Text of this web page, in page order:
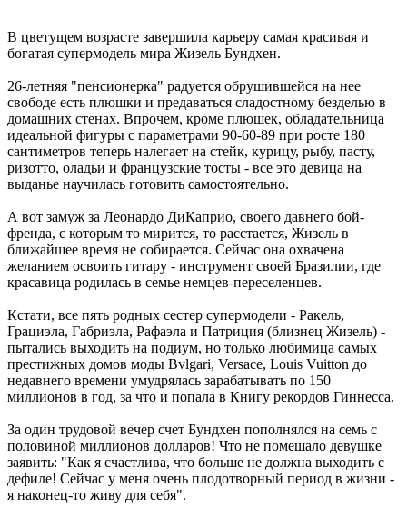
В цветущем возрасте завершила карьеру самая красивая и
богатая супермодель мира Жизель Бундхен.
26-летняя "пенсионерка" радуется обрушившейся на нее
свободе есть плюшки и предаваться сладостному безделью в
домашних стенах. Впрочем, кроме плюшек, обладательница
идеальной фигуры с параметрами 90-60-89 при росте 180
сантиметров теперь налегает на стейк, курицу, рыбу, пасту,
ризотто, оладьи и французские тосты - все это девица на
выданье научилась готовить самостоятельно.
А вот замуж за Леонардо ДиКаприо, своего давнего бой-
френда, с которым то мирится, то расстается, Жизель в
ближайшее время не собирается. Сейчас она охвачена
желанием освоить гитару - инструмент своей Бразилии, где
красавица родилась в семье немцев-переселенцев.
Кстати, все пять родных сестер супермодели - Ракель,
Грациэла, Габриэла, Рафаэла и Патриция (близнец Жизель) -
пытались выходить на подиум, но только любимица самых
престижных домов моды Bvlgari, Versace, Louis Vuitton до
недавнего времени умудрялась зарабатывать по 150
миллионов в год, за что и попала в Книгу рекордов Гиннесса.
За один трудовой вечер счет Бундхен пополнялся на семь с
половиной миллионов долларов! Что не помешало девушке
заявить: "Как я счастлива, что больше не должна выходить с
дефиле! Сейчас у меня очень плодотворный период в жизни -
я наконец-то живу для себя".